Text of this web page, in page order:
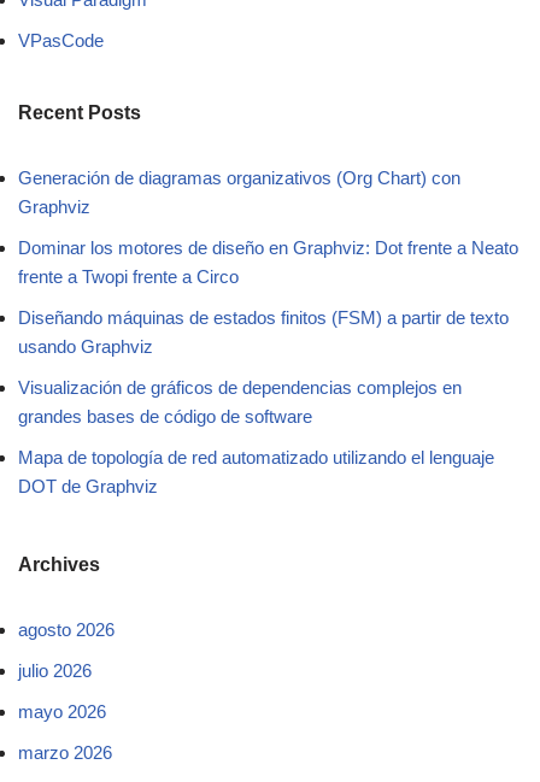
VPasCode
Recent Posts
Generación de diagramas organizativos (Org Chart) con
Graphviz
Dominar los motores de diseño en Graphviz: Dot frente a Neato
frente a Twopi frente a Circo
Diseñando máquinas de estados finitos (FSM) a partir de texto
usando Graphviz
Visualización de gráficos de dependencias complejos en
grandes bases de código de software
Mapa de topología de red automatizado utilizando el lenguaje
DOT de Graphviz
Archives
agosto 2026
julio 2026
mayo 2026
marzo 2026